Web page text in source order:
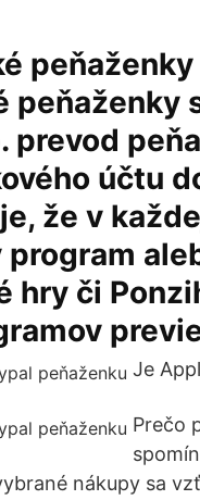
peňaženky
prevod
účtu
že v
hry či
Je
Prečo
nákupy sa